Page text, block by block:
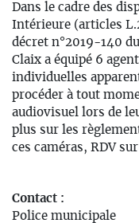
Dans le cadre des
Intérieure (articles
décret n°2019-140
Claix a équipé 6
individuelles
procéder à tout
audiovisuel lors de
plus sur les
ces caméras, RDV sur
Contact :
Police municipale